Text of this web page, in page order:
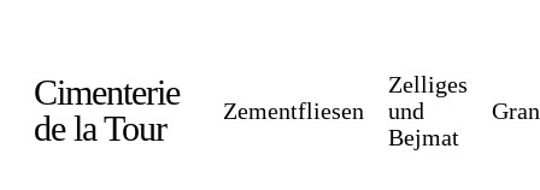
main
content
Cimenterie
de la Tour
Zementfliesen
Zelliges
und
Bejmat